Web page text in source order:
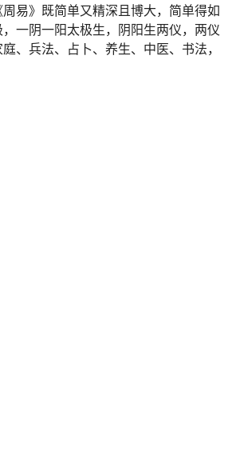
易》既简单又精深且博大，简单得如
一阴一阳太极生，阴阳生两仪，两仪
、兵法、占卜、养生、中医、书法，